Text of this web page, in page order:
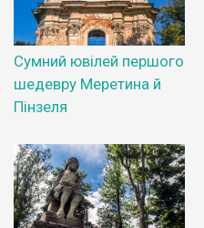
Сумний ювілей першого
шедевру Меретина й
Пінзеля